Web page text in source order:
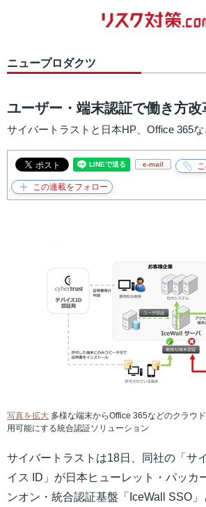
ニュープロダクツ
ユーザー・端末認証で働き方改
サイバートラストと日本HP、Office 365
e-mail
写真を拡大 多様な端末からOffice 365などのクラウ
用可能にする統合認証ソリューション
サイバートラストは18日、同社の「サ
イス ID」が日本ヒューレット・パッカ
ンオン・統合認証基盤「IceWall SSO